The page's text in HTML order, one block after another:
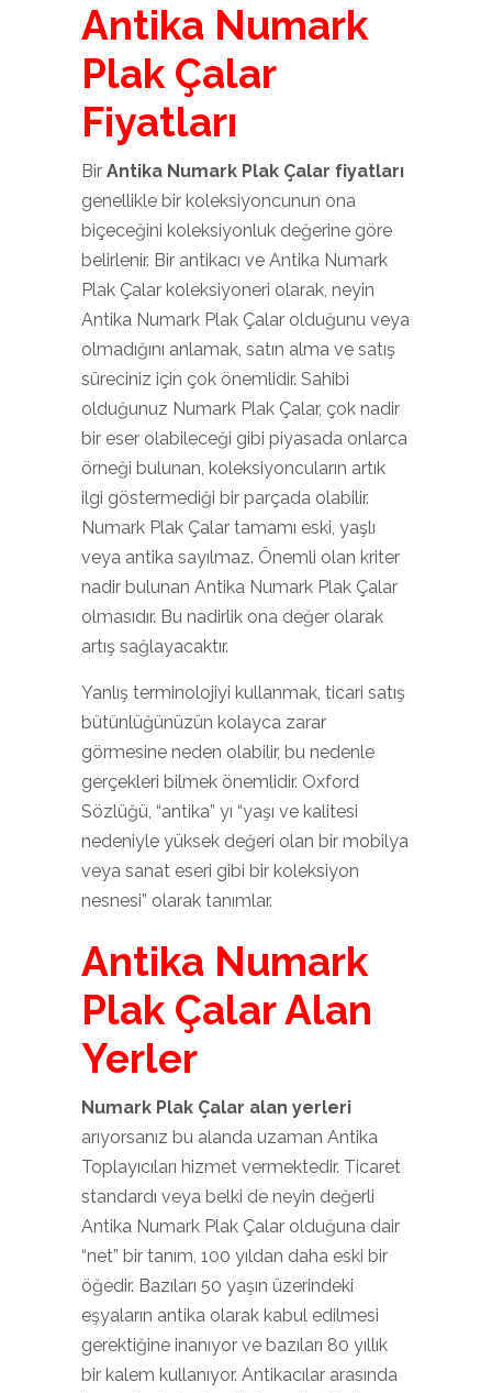
Antika Numark
Plak Çalar
Fiyatları
Bir Antika Numark Plak Çalar fiyatları
genellikle bir koleksiyoncunun ona
biçeceğini koleksiyonluk değerine göre
belirlenir. Bir antikacı ve Antika Numark
Plak Çalar koleksiyoneri olarak, neyin
Antika Numark Plak Çalar olduğunu veya
olmadığını anlamak, satın alma ve satış
süreciniz için çok önemlidir. Sahibi
olduğunuz Numark Plak Çalar, çok nadir
bir eser olabileceği gibi piyasada onlarca
örneği bulunan, koleksiyoncuların artık
ilgi göstermediği bir parçada olabilir.
Numark Plak Çalar tamamı eski, yaşlı
veya antika sayılmaz. Önemli olan kriter
nadir bulunan Antika Numark Plak Çalar
olmasıdır. Bu nadirlik ona değer olarak
artış sağlayacaktır.
Yanlış terminolojiyi kullanmak, ticari satış
bütünlüğünüzün kolayca zarar
görmesine neden olabilir, bu nedenle
gerçekleri bilmek önemlidir. Oxford
Sözlüğü, “antika” yı “yaşı ve kalitesi
nedeniyle yüksek değeri olan bir mobilya
veya sanat eseri gibi bir koleksiyon
nesnesi” olarak tanımlar.
Antika Numark
Plak Çalar Alan
Yerler
Numark Plak Çalar alan yerleri
arıyorsanız bu alanda uzaman Antika
Toplayıcıları hizmet vermektedir. Ticaret
standardı veya belki de neyin değerli
Antika Numark Plak Çalar olduğuna dair
“net” bir tanım, 100 yıldan daha eski bir
öğedir. Bazıları 50 yaşın üzerindeki
eşyaların antika olarak kabul edilmesi
gerektiğine inanıyor ve bazıları 80 yıllık
bir kalem kullanıyor. Antikacılar arasında